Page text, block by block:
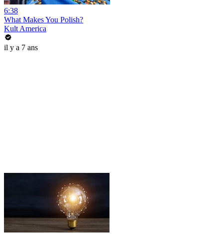
6:38
What Makes You Polish?
Kult America
il y a 7 ans